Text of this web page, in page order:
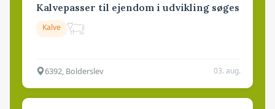
Kalvepasser til ejendom i udvikling søges
Kalve
6392, Bolderslev 03. aug.